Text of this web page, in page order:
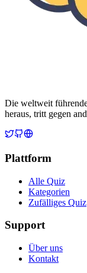
Die weltweit
heraus, tritt gegen
Plattform
Alle Quiz
Kategorien
Zufälliges Quiz
Support
Über uns
Kontakt